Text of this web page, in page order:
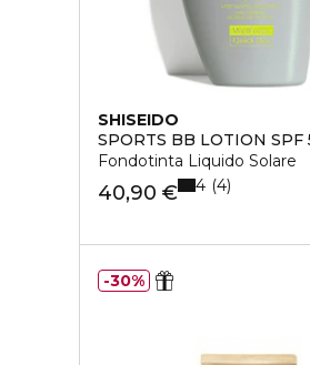
SHISEIDO
SPORTS BB LOTION SPF
Fondotinta Liquido Solare
40,90 € 4 4
30%